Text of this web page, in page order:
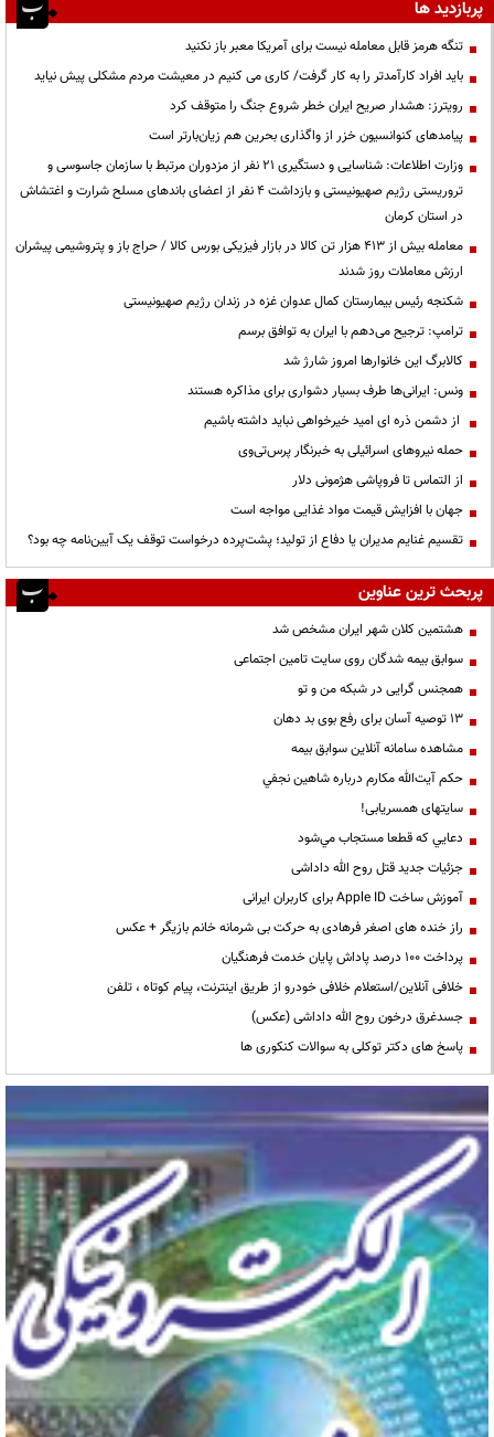
پربازدید ها
تنگه هرمز قابل معامله نیست برای آمریکا معبر باز نکنید
باید افراد کارآمدتر را به کار گرفت/ کاری می کنیم در معیشت مردم مشکلی پیش نیاید
رویترز: هشدار صریح ایران خطر شروع جنگ را متوقف کرد
پیامدهای کنوانسیون خزر از واگذاری بحرین هم زیان‌بارتر است
وزارت اطلاعات: شناسایی و دستگیری ۲۱ نفر از مزدوران مرتبط با سازمان جاسوسی و
تروریستی رژیم صهیونیستی و بازداشت ۴ نفر از اعضای باندهای مسلح شرارت و اغتشاش
در استان کرمان
معامله بیش از ۴۱۳ هزار تن کالا در بازار فیزیکی بورس کالا / حراج باز و پتروشیمی پیشران
ارزش معاملات روز شدند
شکنجه رئیس بیمارستان کمال عدوان غزه در زندان رژیم صهیونیستی
ترامپ: ترجیح می‌دهم با ایران به توافق برسم
کالابرگ این خانوارها امروز شارژ شد
ونس: ایرانی‌ها طرف بسیار دشواری برای مذاکره هستند
از دشمن ذره ای امید خیرخواهی نباید داشته باشیم
حمله نیروهای اسرائیلی به خبرنگار پرس‌تی‌وی
از التماس تا فروپاشی هژمونی دلار
جهان با افزایش قیمت مواد غذایی مواجه است
تقسیم غنایم مدیران یا دفاع از تولید؛ پشت‌پرده درخواست توقف یک آیین‌نامه چه بود؟
پربحث ترین عناوین
هشتمین کلان شهر ایران مشخص شد
سوابق بیمه شدگان روی سایت تامین اجتماعی
همجنس گرایی در شبکه من و تو
13 توصیه آسان برای رفع بوی بد دهان
مشاهده سامانه آنلاين سوابق بیمه
حكم آيت‌الله مكارم درباره شاهين نجفي
سایتهای همسریابی!
دعايي كه قطعا مستجاب مي‌شود
جزئیات جدید قتل روح الله داداشی
آموزش ساخت Apple ID برای کاربران ایرانی
راز خنده های اصغر فرهادی به حرکت بی شرمانه خانم بازیگر + عکس
پرداخت ۱۰۰ درصد پاداش پایان خدمت فرهنگیان
خلافی آنلاین/استعلام خلافی خودرو از طریق اینترنت، پیام کوتاه ، تلفن
جسدغرق درخون روح الله داداشی (عکس)
پاسخ های دکتر توکلی به سوالات کنکوری ها